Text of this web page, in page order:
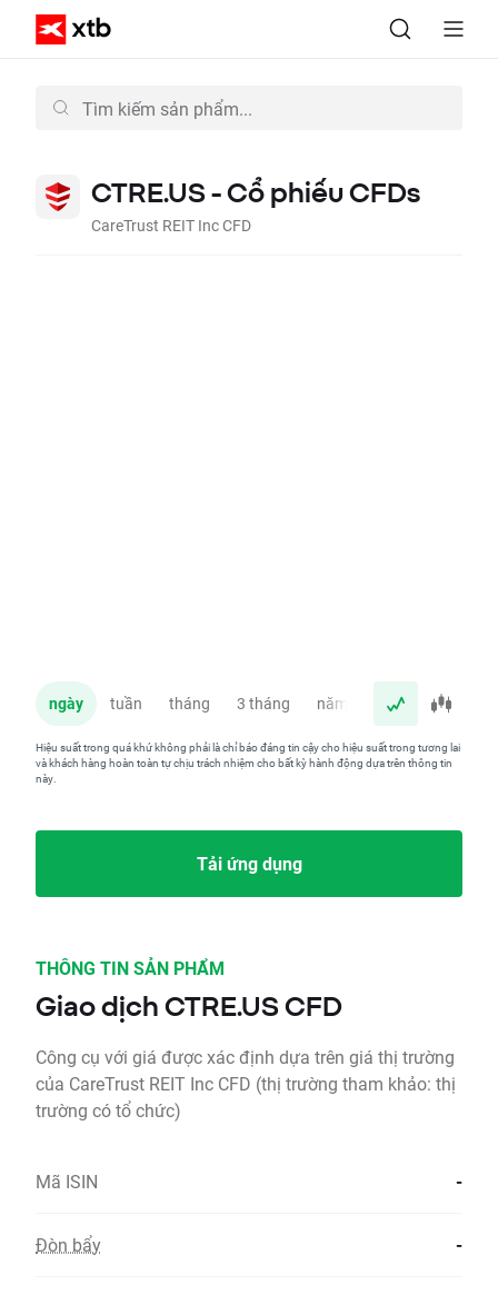
CTRE.US - Cổ phiếu CFDs
CareTrust REIT Inc CFD
ngày tuần tháng 3 tháng năm
Hiệu suất trong quá khứ không phải là chỉ báo đáng tin cậy cho hiệu suất trong tương lai
và khách hàng hoàn toàn tự chịu trách nhiệm cho bất kỳ hành động dựa trên thông tin
này.
Tải ứng dụng
THÔNG TIN SẢN PHẨM
Giao dịch CTRE.US CFD
Công cụ với giá được xác định dựa trên giá thị trường
của CareTrust REIT Inc CFD (thị trường tham khảo: thị
trường có tổ chức)
Mã ISIN -
Đòn bẩy -